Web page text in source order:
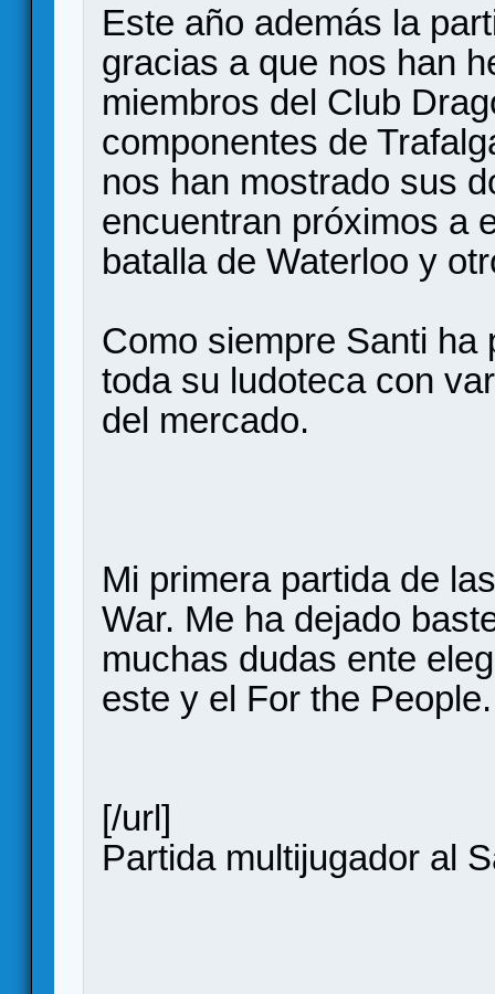
Este año además la
gracias a que nos han
miembros del Club
componentes de
nos han mostrado sus
encuentran próximos a
batalla de Waterloo y
Como siempre Santi
toda su ludoteca con
del mercado.
Mi primera partida de
War. Me ha dejado
muchas dudas ente
este y el For the People.
[/url]
Partida multijugador al